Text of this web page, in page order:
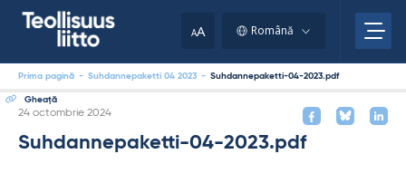
AA Română
Prima pagină - Suhdannepaketti 04 2023 - Suhdannepaketti-04-2023.pdf
Gheaţă
Kirjoitettu
24 octombrie 2024
Suhdannepaketti-04-2023.pdf